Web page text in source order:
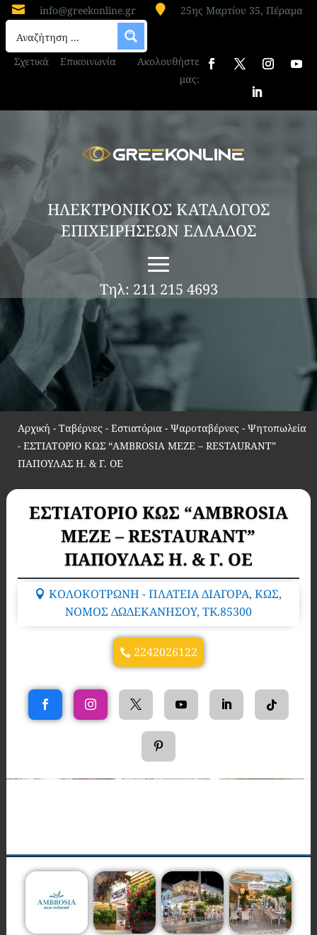
 info@greekonline.gr  25ης Μαρτίου 35, Πέραμα
Σχετικά Επικοινωνία
Ακολουθήστε
μας:
ΗΛΕΚΤΡΟΝΙΚΟΣ ΚΑΤΑΛΟΓΟΣ
ΕΠΙΧΕΙΡΗΣΕΩΝ ΕΛΛΑΔΟΣ
Τηλ: 211 215 4693
Αρχική - Ταβέρνες - Εστιατόρια - Ψαροταβέρνες - Ψητοπωλεία
- ΕΣΤΙΑΤΟΡΙΟ ΚΩΣ “AMBROSIA MEZE – RESTAURANT”
ΠΑΠΟΥΛΑΣ Η. & Γ. ΟΕ
ΕΣΤΙΑΤΟΡΙΟ ΚΩΣ “AMBROSIA
MEZE – RESTAURANT”
ΠΑΠΟΥΛΑΣ Η. & Γ. ΟΕ
ΚΟΛΟΚΟΤΡΩΝΗ - ΠΛΑΤΕΙΑ ΔΙΑΓΟΡΑ, ΚΩΣ,
ΝΟΜΟΣ ΔΩΔΕΚΑΝΗΣΟΥ, TK.85300
2242026122